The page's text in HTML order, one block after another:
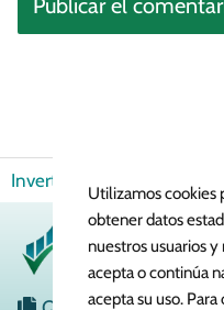
Invertir en Bolsa
Utilizamos cookies
obtener datos
nuestros usuarios
acepta o continúa
acepta su uso.